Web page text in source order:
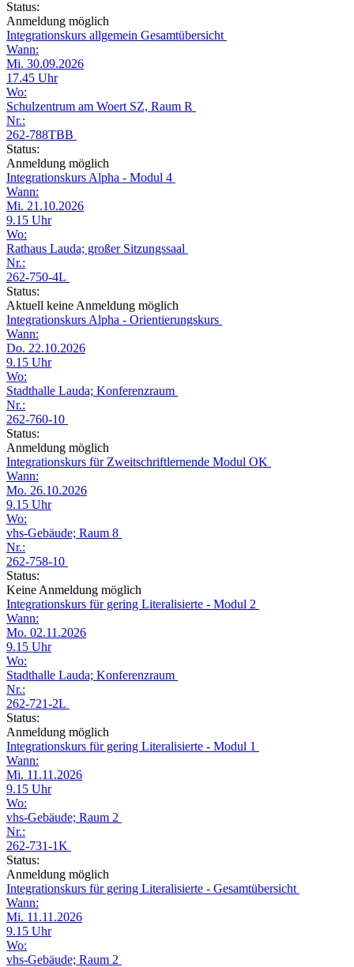
Status:
Anmeldung möglich
Integrationskurs allgemein Gesamtübersicht
Wann:
Mi. 30.09.2026
17.45 Uhr
Wo:
Schulzentrum am Woert SZ, Raum R
Nr.:
262-788TBB
Status:
Anmeldung möglich
Integrationskurs Alpha - Modul 4
Wann:
Mi. 21.10.2026
9.15 Uhr
Wo:
Rathaus Lauda; großer Sitzungssaal
Nr.:
262-750-4L
Status:
Aktuell keine Anmeldung möglich
Integrationskurs Alpha - Orientierungskurs
Wann:
Do. 22.10.2026
9.15 Uhr
Wo:
Stadthalle Lauda; Konferenzraum
Nr.:
262-760-10
Status:
Anmeldung möglich
Integrationskurs für Zweitschriftlernende Modul OK
Wann:
Mo. 26.10.2026
9.15 Uhr
Wo:
vhs-Gebäude; Raum 8
Nr.:
262-758-10
Status:
Keine Anmeldung möglich
Integrationskurs für gering Literalisierte - Modul 2
Wann:
Mo. 02.11.2026
9.15 Uhr
Wo:
Stadthalle Lauda; Konferenzraum
Nr.:
262-721-2L
Status:
Anmeldung möglich
Integrationskurs für gering Literalisierte - Modul 1
Wann:
Mi. 11.11.2026
9.15 Uhr
Wo:
vhs-Gebäude; Raum 2
Nr.:
262-731-1K
Status:
Anmeldung möglich
Integrationskurs für gering Literalisierte - Gesamtübersicht
Wann:
Mi. 11.11.2026
9.15 Uhr
Wo:
vhs-Gebäude; Raum 2